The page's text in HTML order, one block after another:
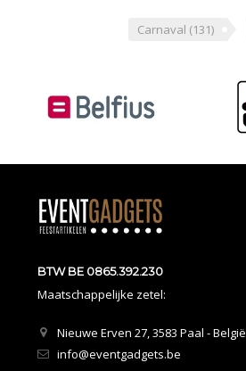
Carnaval (131)
BTW BE 0865.392.230
Maatschappelijke zetel:
Nieuwe Erven 27, 3583 Paal - België
info@eventgadgets.be